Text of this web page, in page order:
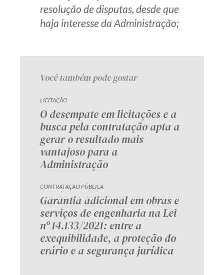
Whatsapp (41) 98881-6616
resolução de disputas, desde que
haja interesse da Administração;
Você também pode gostar
LICITAÇÃO
O desempate em licitações e a
busca pela contratação apta a
gerar o resultado mais
vantajoso para a
Administração
CONTRATAÇÃO PÚBLICA
Garantia adicional em obras e
serviços de engenharia na Lei
nº 14.133/2021: entre a
exequibilidade, a proteção do
erário e a segurança jurídica